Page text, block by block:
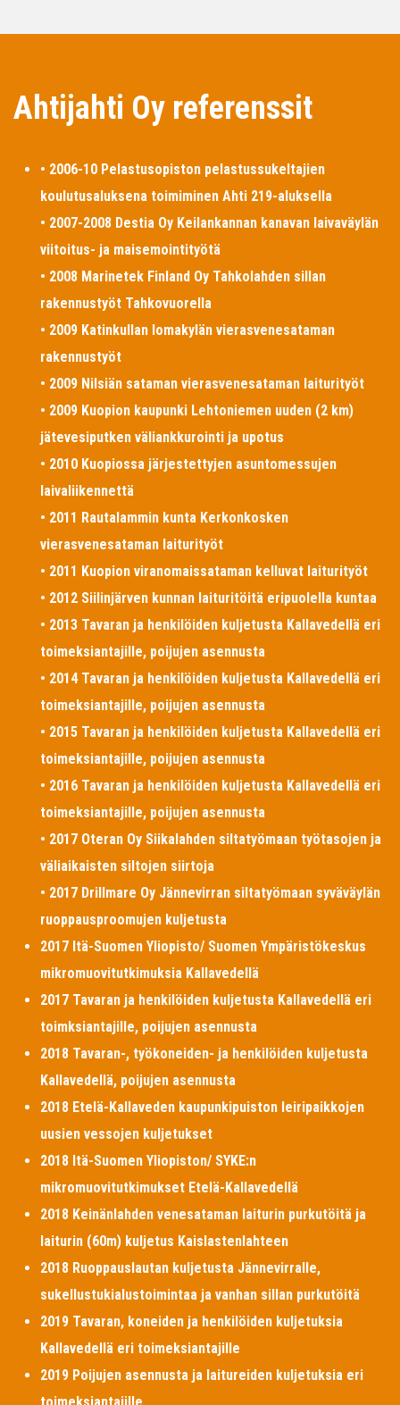
Ahtijahti Oy referenssit
• 2006-10 Pelastusopiston pelastussukeltajien
koulutusaluksena toimiminen Ahti 219-aluksella
• 2007-2008 Destia Oy Keilankannan kanavan laivaväylän
viitoitus- ja maisemointityötä
• 2008 Marinetek Finland Oy Tahkolahden sillan
rakennustyöt Tahkovuorella
• 2009 Katinkullan lomakylän vierasvenesataman
rakennustyöt
• 2009 Nilsiän sataman vierasvenesataman laiturityöt
• 2009 Kuopion kaupunki Lehtoniemen uuden (2 km)
jätevesiputken väliankkurointi ja upotus
• 2010 Kuopiossa järjestettyjen asuntomessujen
laivaliikennettä
• 2011 Rautalammin kunta Kerkonkosken
vierasvenesataman laiturityöt
• 2011 Kuopion viranomaissataman kelluvat laiturityöt
• 2012 Siilinjärven kunnan laituritöitä eripuolella kuntaa
• 2013 Tavaran ja henkilöiden kuljetusta Kallavedellä eri
toimeksiantajille, poijujen asennusta
• 2014 Tavaran ja henkilöiden kuljetusta Kallavedellä eri
toimeksiantajille, poijujen asennusta
• 2015 Tavaran ja henkilöiden kuljetusta Kallavedellä eri
toimeksiantajille, poijujen asennusta
• 2016 Tavaran ja henkilöiden kuljetusta Kallavedellä eri
toimeksiantajille, poijujen asennusta
• 2017 Oteran Oy Siikalahden siltatyömaan työtasojen ja
väliaikaisten siltojen siirtoja
• 2017 Drillmare Oy Jännevirran siltatyömaan syväväylän
ruoppausproomujen kuljetusta
2017 Itä-Suomen Yliopisto/ Suomen Ympäristökeskus
mikromuovitutkimuksia Kallavedellä
2017 Tavaran ja henkilöiden kuljetusta Kallavedellä eri
toimksiantajille, poijujen asennusta
2018 Tavaran-, työkoneiden- ja henkilöiden kuljetusta
Kallavedellä, poijujen asennusta
2018 Etelä-Kallaveden kaupunkipuiston leiripaikkojen
uusien vessojen kuljetukset
2018 Itä-Suomen Yliopiston/ SYKE:n
mikromuovitutkimukset Etelä-Kallavedellä
2018 Keinänlahden venesataman laiturin purkutöitä ja
laiturin (60m) kuljetus Kaislastenlahteen
2018 Ruoppauslautan kuljetusta Jännevirralle,
sukellustukialustoimintaa ja vanhan sillan purkutöitä
2019 Tavaran, koneiden ja henkilöiden kuljetuksia
Kallavedellä eri toimeksiantajille
2019 Poijujen asennusta ja laitureiden kuljetuksia eri